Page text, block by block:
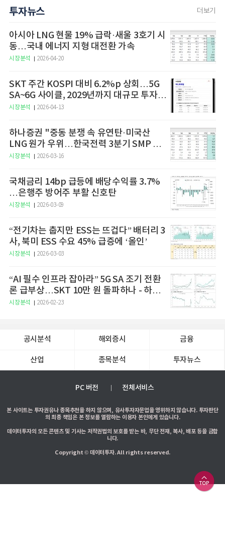
투자뉴스 더보기
아시아 LNG 현물 19% 급락·새울 3호기 시
동…국내 에너지 지형 대전환 가속
시장분석 2026-04-20
SKT 주간 KOSPI 대비 6.2%p 상회…5G
SA~6G 사이클, 2029년까지 대규모 투자
예고
시장분석 2026-04-13
하나증권 "중동 분쟁 속 유연탄·미국산
LNG 원가 우위…한국전력 3분기 SMP 상
승 전망"
시장분석 2026-03-16
국채금리 14bp 급등에 배당수익률 3.7%
…은행주 방어주 부활 신호탄
시장분석 2026-03-09
“전기차는 춥지만 ESS는 뜨겁다” 배터리 3
사, 북미 ESS 수요 45% 급증에 ‘올인’
시장분석 2026-03-03
“AI 필수 인프라 잡아라” 5G SA 조기 전환
론 급부상…SKT 10만 원 돌파하나 - 하나
증권
시장분석 2026-02-23
공시분석 해외증시 금융
산업 종목분석 투자뉴스
PC 버전 전체서비스
본 사이트는 투자권유나 종목추천을 하지 않으며, 유사투자자문업을 영위하지 않습니다. 투자판단
의 최종 책임은 본 정보를 열람하는 이용자 본인에게 있습니다.
데이터투자의 모든 콘텐츠 및 기사는 저작권법의 보호를 받는 바, 무단 전재, 복사, 배포 등을 금합
니다.
Copyright © 데이터투자. All rights reserved.